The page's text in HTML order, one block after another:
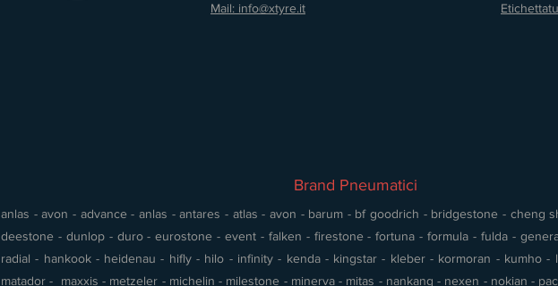
Mail: info@xtyre.it
Brand Pneumatici
anlas - avon - advance - anlas - antares - atlas - avon - barum - bf goodrich - bridgestone - cheng
deestone - dunlop - duro - eurostone - event - falken - firestone - fortuna - formula - fulda -
radial - hankook - heidenau - hifly - hilo - infinity - kenda - kingstar - kleber - kormoran - kumho -
matador - maxxis - metzeler - michelin - milestone - minerva - mitas - nankang - nexen - nokian -